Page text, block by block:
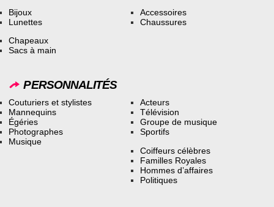
Bijoux
Lunettes
Accessoires
Chaussures
Chapeaux
Sacs à main
PERSONNALITÉS
Couturiers et stylistes
Mannequins
Égéries
Photographes
Musique
Acteurs
Télévision
Groupe de musique
Sportifs
Coiffeurs célèbres
Familles Royales
Hommes d’affaires
Politiques